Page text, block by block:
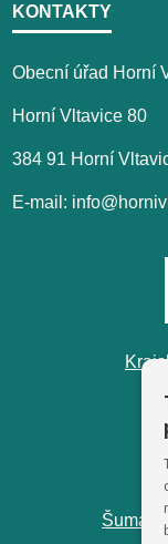
KONTAKTY
Obecní úřad Horní
Horní Vltavice 80
384 91 Horní
E-mail: